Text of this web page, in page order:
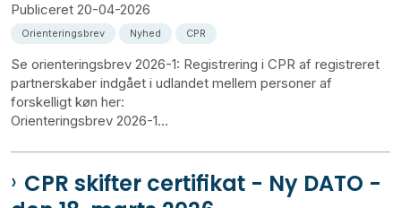
Publiceret 20-04-2026
Orienteringsbrev Nyhed CPR
Se orienteringsbrev 2026-1: Registrering i CPR af registreret
partnerskaber indgået i udlandet mellem personer af
forskelligt køn her:
Orienteringsbrev 2026-1...
CPR skifter certifikat - Ny DATO -